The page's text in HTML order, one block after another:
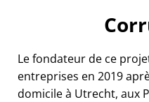
Le fondateur de ce
entreprises en 2019
domicile à Utrecht, aux